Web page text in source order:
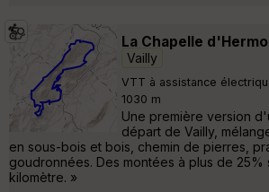
La Chapelle
Vailly
VTT à assistance
1030 m
Une première version
départ de Vailly,
en sous-bois et bois, chemin de pierres,
goudronnées. Des montées à plus de 25%
kilomètre. »